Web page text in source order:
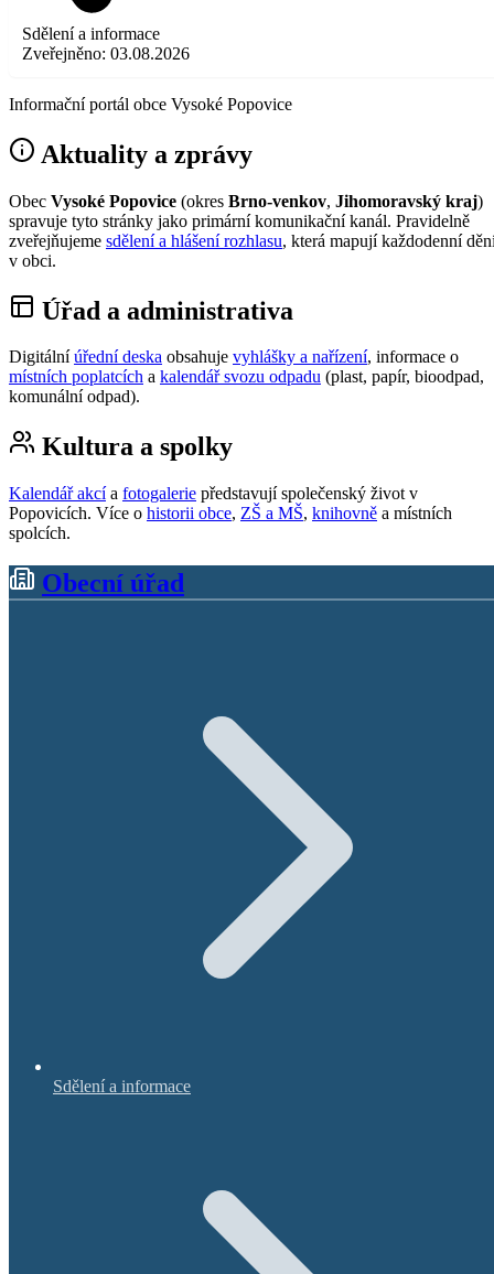
Sdělení a informace
Zveřejněno: 03.08.2026
Informační portál obce Vysoké Popovice
Aktuality a zprávy
Obec Vysoké Popovice (okres Brno-venkov, Jihomoravský kraj)
spravuje tyto stránky jako primární komunikační kanál. Pravidelně
zveřejňujeme sdělení a hlášení rozhlasu, která mapují každodenní
v obci.
Úřad a administrativa
Digitální úřední deska obsahuje vyhlášky a nařízení, informace o
místních poplatcích a kalendář svozu odpadu (plast, papír, bioodpad,
komunální odpad).
Kultura a spolky
Kalendář akcía fotogalerie představují společenský život v
Popovicích. Více o historii obce, ZŠ a MŠ, knihovně a místních
spolcích.
Obecní úřad
Sdělení a informace